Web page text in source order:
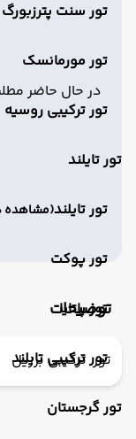
تور سنت پترزبورگ
تور مورمانسک
تور ترکیبی روسیه
تور تایلند
تور تایلند(مشاهده
تور پوکت
تور پاتایا
تور ترکیبی تایلند
تور گرجستان
در حال حاضر
توضیحات
تور ترکیبی برزیل